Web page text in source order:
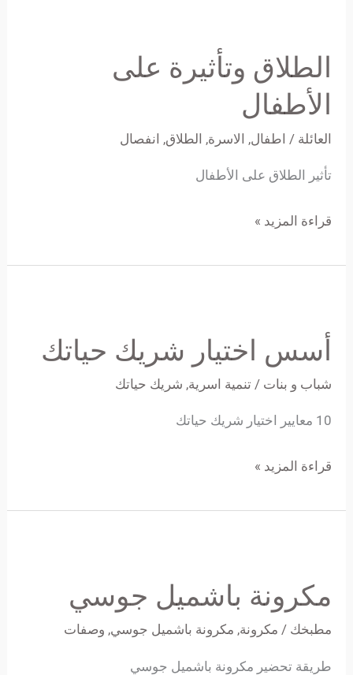
الطلاق وتأثيرة على
الأطفال
العائلة / اطفال, الاسرة, الطلاق, انفصال
تأثير الطلاق على الأطفال
على
الأطفال
قراءة المزيد »
أسس اختيار شريك حياتك
شباب و بنات / تنمية اسرية, شريك حياتك
10 معايير اختيار شريك حياتك
شريك
قراءة المزيد »
مكرونة باشميل جوسي
مطبخك / مكرونة, مكرونة باشميل جوسي, وصفات
طريقة تحضير مكرونة باشميل جوسي
جوسي